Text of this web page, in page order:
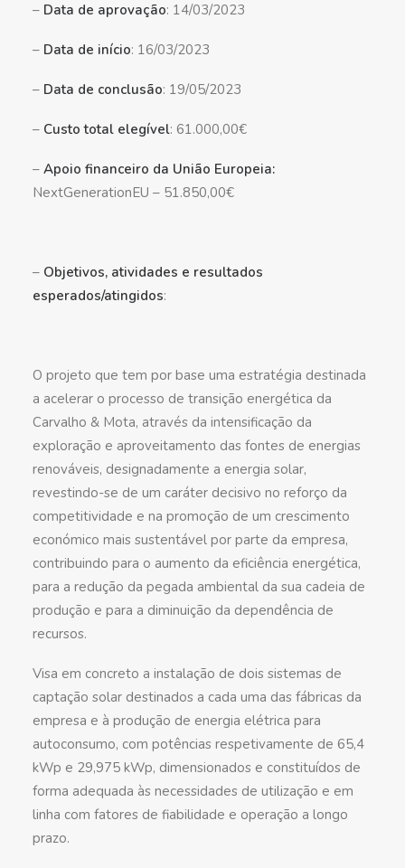
– Data de aprovação: 14/03/2023
– Data de início: 16/03/2023
– Data de conclusão: 19/05/2023
– Custo total elegível: 61.000,00€
– Apoio financeiro da União Europeia:
NextGenerationEU – 51.850,00€
– Objetivos, atividades e resultados
esperados/atingidos:
O projeto que tem por base uma estratégia destinada
a acelerar o processo de transição energética da
Carvalho & Mota, através da intensificação da
exploração e aproveitamento das fontes de energias
renováveis, designadamente a energia solar,
revestindo-se de um caráter decisivo no reforço da
competitividade e na promoção de um crescimento
económico mais sustentável por parte da empresa,
contribuindo para o aumento da eficiência energética,
para a redução da pegada ambiental da sua cadeia de
produção e para a diminuição da dependência de
recursos.
Visa em concreto a instalação de dois sistemas de
captação solar destinados a cada uma das fábricas da
empresa e à produção de energia elétrica para
autoconsumo, com potências respetivamente de 65,4
kWp e 29,975 kWp, dimensionados e constituídos de
forma adequada às necessidades de utilização e em
linha com fatores de fiabilidade e operação a longo
prazo.